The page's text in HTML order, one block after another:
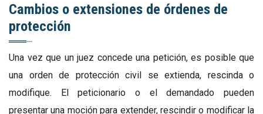
Cambios o extensiones de órdenes de
protección
Una vez que un juez concede una petición, es posible que
una orden de protección civil se extienda, rescinda o
modifique. El peticionario o el demandado pueden
presentar una moción para extender, rescindir o modificar la